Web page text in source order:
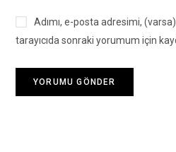
Adımı, e-posta adresimi,
tarayıcıda sonraki yorumum için